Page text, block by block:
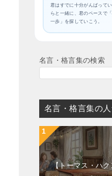
君はすでに十分がんばって
らと一緒に、君のペースで
一歩」を探していこう。
名言・格言集の検索
名言・格言集の
【トーマス・ハ